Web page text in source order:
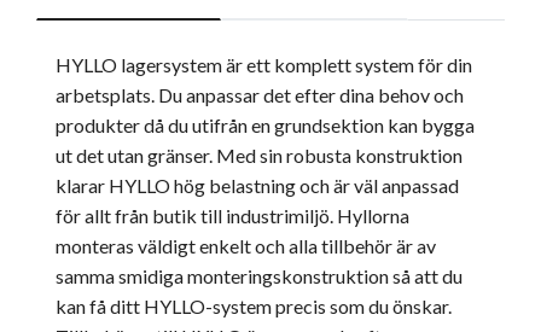
HYLLO lagersystem är ett komplett system för din
arbetsplats. Du anpassar det efter dina behov och
produkter då du utifrån en grundsektion kan bygga
ut det utan gränser. Med sin robusta konstruktion
klarar HYLLO hög belastning och är väl anpassad
för allt från butik till industrimiljö. Hyllorna
monteras väldigt enkelt och alla tillbehör är av
samma smidiga monteringskonstruktion så att du
kan få ditt HYLLO-system precis som du önskar.